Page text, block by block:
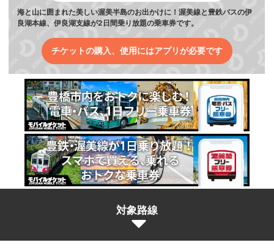
海と山に囲まれた美しい渥美半島のお出かけに！渥美線と豊鉄バスの伊
良湖本線、伊良湖支線が2日間乗り放題の乗車券です。
チケットの購入、使用にはアプリが必要です
対象路線